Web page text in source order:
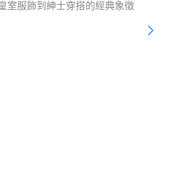
室服飾到紳士穿搭的經典象徵